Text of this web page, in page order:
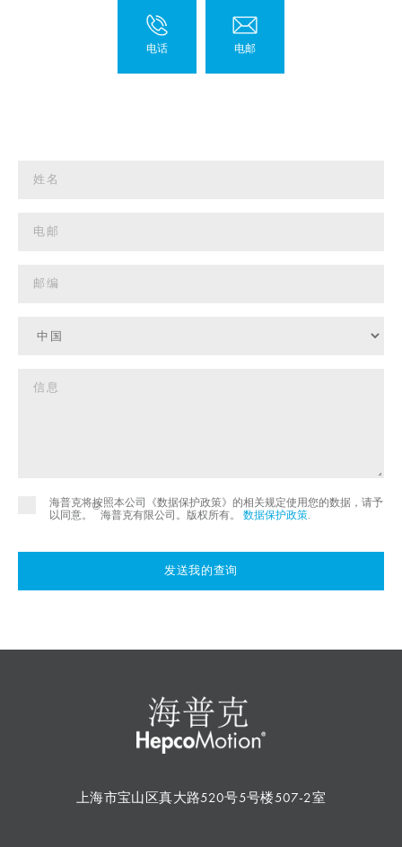
海普克将按照本公司《数据保护政策》的相关规定使用您的数据，请予
以同意。
©
海普克有限公司。版权所有。 数据保护政策.
发送我的查询
上海市宝山区真大路520号5号楼507-2室